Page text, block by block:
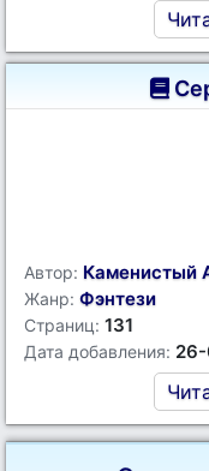
Автор: Каменистый
Жанр: Фэнтези
Страниц: 131
Дата добавления: